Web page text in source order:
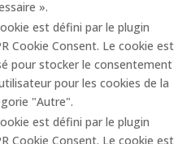
».
est défini par le plugin
Cookie Consent. Le cookie est
pour stocker le consentement
pour les cookies de la
"Autre".
est défini par le plugin
Cookie Consent. Le cookie est